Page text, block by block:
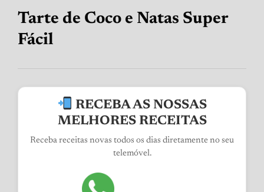
Tarte de Coco e Natas Super
Fácil
RECEBA AS NOSSAS
MELHORES RECEITAS
Receba receitas novas todos os dias diretamente no seu
telemóvel.